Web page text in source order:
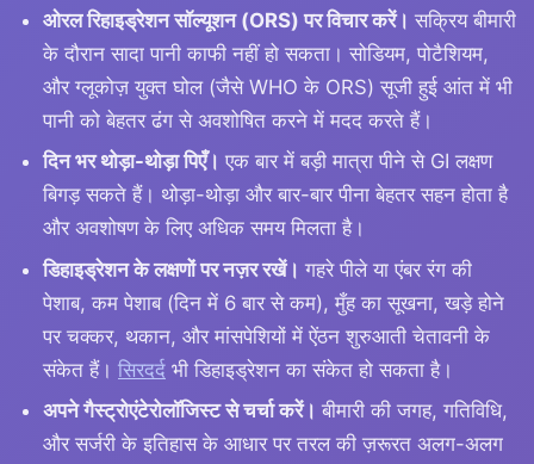
ओरल रिहाइड्रेशन सॉल्यूशन (ORS) पर विचार करें। सक्रिय बीमारी
के दौरान सादा पानी काफी नहीं हो सकता। सोडियम, पोटैशियम,
और ग्लूकोज़ युक्त घोल (जैसे WHO के ORS) सूजी हुई आंत में भी
पानी को बेहतर ढंग से अवशोषित करने में मदद करते हैं।
दिन भर थोड़ा-थोड़ा पिएँ। एक बार में बड़ी मात्रा पीने से GI लक्षण
बिगड़ सकते हैं। थोड़ा-थोड़ा और बार-बार पीना बेहतर सहन होता है
और अवशोषण के लिए अधिक समय मिलता है।
डिहाइड्रेशन के लक्षणों पर नज़र रखें। गहरे पीले या एंबर रंग की
पेशाब, कम पेशाब (दिन में 6 बार से कम), मुँह का सूखना, खड़े होने
पर चक्कर, थकान, और मांसपेशियों में ऐंठन शुरुआती चेतावनी के
संकेत हैं। सिरदर्द भी डिहाइड्रेशन का संकेत हो सकता है।
अपने गैस्ट्रोएंटेरोलॉजिस्ट से चर्चा करें। बीमारी की जगह, गतिविधि,
और सर्जरी के इतिहास के आधार पर तरल की ज़रूरत अलग-अलग